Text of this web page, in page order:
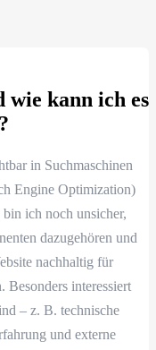
kann ich es
in Suchmaschinen
Engine Optimization)
ich noch unsicher,
dazugehören und
nachhaltig für
Besonders interessiert
– z. B. technische
und externe